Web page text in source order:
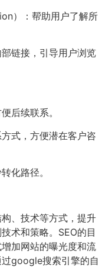
）：帮助用户了解所
链接，引导用户浏览
后续联系。
式，方便潜在客户咨
化路径。
、技术等方式，提升
术和策略。SEO的目
加网站的曝光度和流
google搜索引擎的自